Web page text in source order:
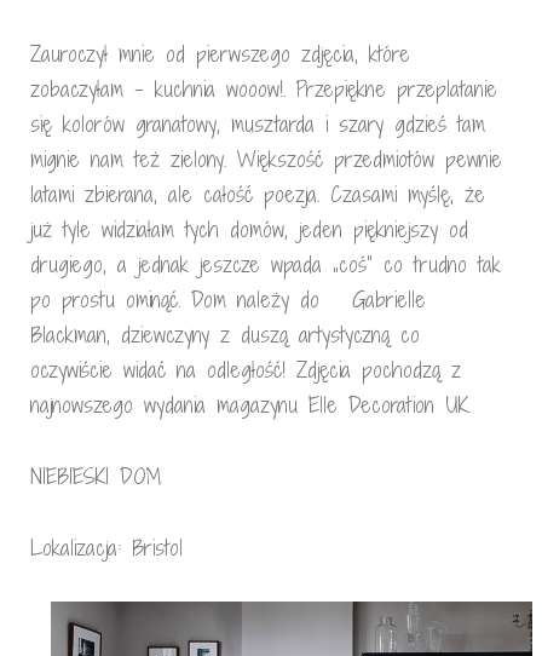
Zauroczył mnie od pierwszego zdjęcia, które
zobaczyłam – kuchnia wooow!. Przepiękne przeplatanie
się kolorów granatowy, musztarda i szary gdzieś tam
mignie nam też zielony. Większość przedmiotów pewnie
latami zbierana, ale całość poezja. Czasami myślę, że
już tyle widziałam tych domów, jeden piękniejszy od
drugiego, a jednak jeszcze wpada „coś” co trudno tak
po prostu ominąć. Dom należy do Gabrielle
Blackman, dziewczyny z duszą artystyczną co
oczywiście widać na odległość! Zdjęcia pochodzą z
najnowszego wydania magazynu Elle Decoration UK.
NIEBIESKI DOM
Lokalizacja: Bristol